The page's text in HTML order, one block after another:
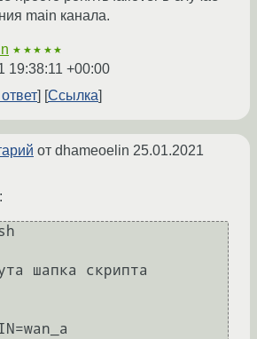
main канала.
★★★★★
19:38:11 +00:00
Ссылка
от dhameoelin 25.01.2021
шапка скрипта